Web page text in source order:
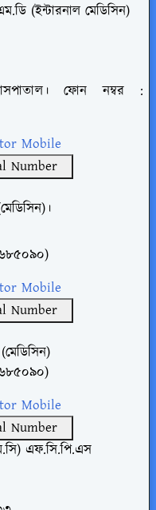
(ইন্টারনাল মেডিসিন)
ফোন নম্বর :
Mobile
Number
Mobile
Number
Mobile
Number
এফ.সি.পি.এস